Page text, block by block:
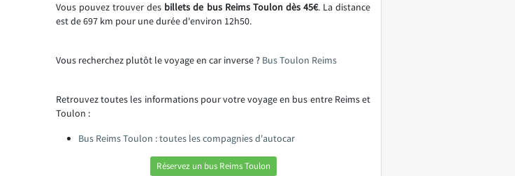
Vous pouvez trouver des billets de bus Reims Toulon dès 45€. La distance
est de 697 km pour une durée d'environ 12h50.
Vous recherchez plutôt le voyage en car inverse ? Bus Toulon Reims
Retrouvez toutes les informations pour votre voyage en bus entre Reims et
Toulon :
Bus Reims Toulon : toutes les compagnies d'autocar
Réservez un bus Reims Toulon